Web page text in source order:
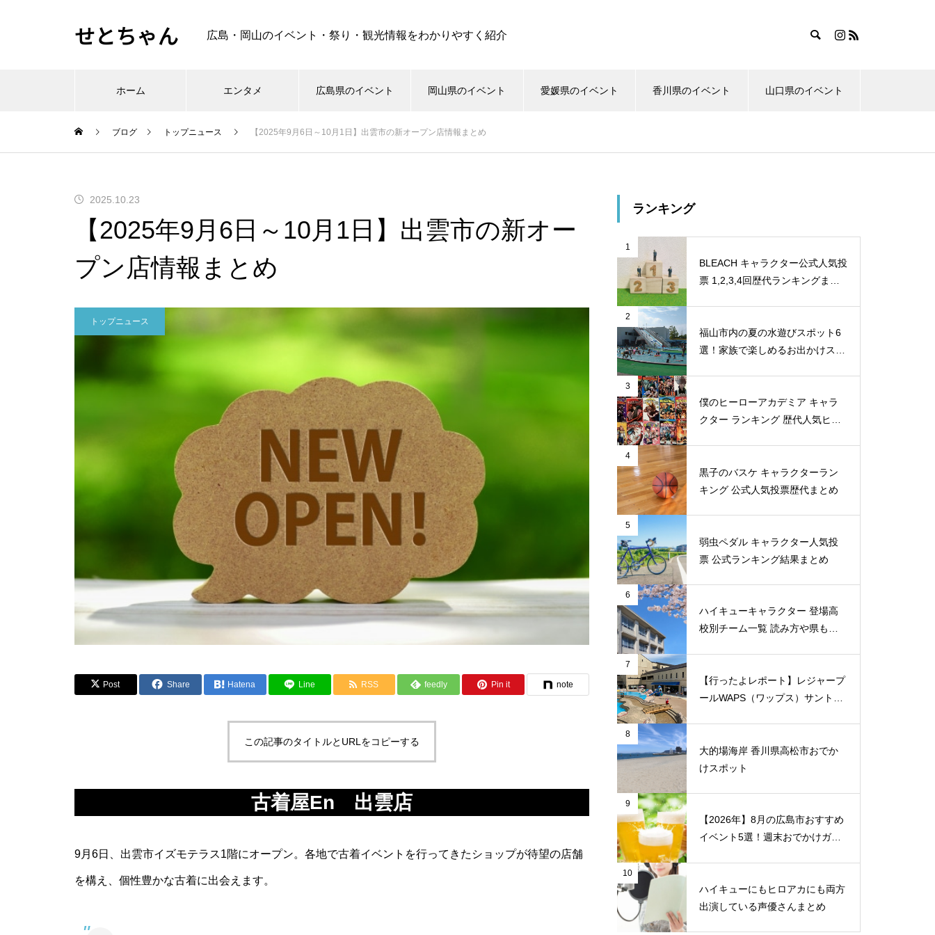
せとちゃん 広島・岡山のイベント・祭り・観光情報をわかりやすく紹介
ホーム エンタメ 広島県のイベント 岡山県のイベント 愛媛県のイベント 香川県のイベント 山口県のイベント
ブログ トップニュース 【2025年9月6日～10月1日】出雲市の新オープン店情報まとめ
2025.10.23
【2025年9月6日～10月1日】出雲市の新オー
プン店情報まとめ
トップニュース
Post Share Hatena Line RSS feedly Pin it note
この記事のタイトルとURLをコピーする
古着屋En 出雲店
9月6日、出雲市イズモテラス1階にオープン。各地で古着イベントを行ってきたショップが待望の店舗
を構え、個性豊かな古着に出会えます。
ランキング
1
BLEACH キャラクター公式人気投
票 1,2,3,4回歴代ランキングまと
2
福山市内の夏の水遊びスポット6
選！家族で楽しめるお出かけスポ
3
僕のヒーローアカデミア キャラ
クター ランキング 歴代人気ヒー
4
黒子のバスケ キャラクターラン
キング 公式人気投票歴代まとめ
5
弱虫ペダル キャラクター人気投
票 公式ランキング結果まとめ
6
ハイキューキャラクター 登場高
校別チーム一覧 読み方や県もま
7
【行ったよレポート】レジャープ
ールWAPS（ワップス）サントピ
8
大的場海岸 香川県高松市おでか
けスポット
9
【2026年】8月の広島市おすすめ
イベント5選！週末おでかけガイ
10
ハイキューにもヒロアカにも両方
出演している声優さんまとめ